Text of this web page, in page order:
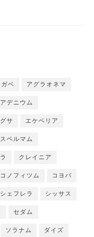
ガベ アグラオネマ
アデニウム
サ エケベリア
ペルマム
クレイニア
コノフィツム コヨバ
シェフレラ シッサス
セダム
ソラナム ダイズ